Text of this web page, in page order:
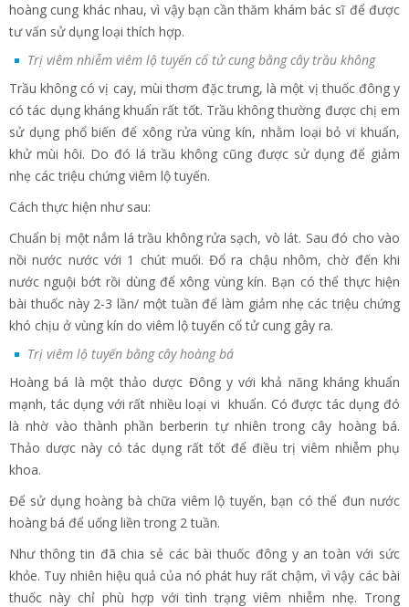
hoàng cung khác nhau, vì vậy bạn cần thăm khám bác sĩ để được
tư vấn sử dụng loại thích hợp.
Trị viêm nhiễm viêm lộ tuyến cổ tử cung bằng cây trầu không
Trầu không có vị cay, mùi thơm đặc trưng, là một vị thuốc đông y
có tác dụng kháng khuẩn rất tốt. Trầu không thường được chị em
sử dụng phổ biến để xông rửa vùng kín, nhằm loại bỏ vi khuẩn,
khử mùi hôi. Do đó lá trầu không cũng được sử dụng để giảm
nhẹ các triệu chứng viêm lộ tuyến.
Cách thực hiện như sau:
Chuẩn bị một nắm lá trầu không rửa sạch, vò lát. Sau đó cho vào
nồi nước nước với 1 chút muối. Đổ ra chậu nhôm, chờ đến khi
nước nguội bớt rồi dùng để xông vùng kín. Bạn có thể thực hiện
bài thuốc này 2-3 lần/ một tuần để làm giảm nhẹ các triệu chứng
khó chịu ở vùng kín do viêm lộ tuyến cổ tử cung gây ra.
Trị viêm lộ tuyến bằng cây hoàng bá
Hoàng bá là một thảo dược Đông y với khả năng kháng khuẩn
mạnh, tác dụng với rất nhiều loại vi khuẩn. Có được tác dụng đó
là nhờ vào thành phần berberin tự nhiên trong cây hoàng bá.
Thảo dược này có tác dụng rất tốt để điều trị viêm nhiễm phụ
khoa.
Để sử dụng hoàng bà chữa viêm lộ tuyến, bạn có thể đun nước
hoàng bá để uống liền trong 2 tuần.
Như thông tin đã chia sẻ các bài thuốc đông y an toàn với sức
khỏe. Tuy nhiên hiệu quả của nó phát huy rất chậm, vì vậy các bài
thuốc này chỉ phù hợp với tình trạng viêm nhiễm nhẹ. Trong